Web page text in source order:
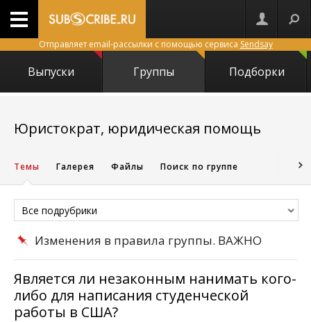
Отправляет email-рассылки с помощью сервиса Sendsay
Выпуски Группы Подборки
Юристократ, юридическая помощь
Темы Галерея Файлы Поиск по группе
Все подрубрики
Изменения в правила группы. ВАЖНО
Является ли незаконным нанимать кого-
либо для написания студенческой
работы в США?